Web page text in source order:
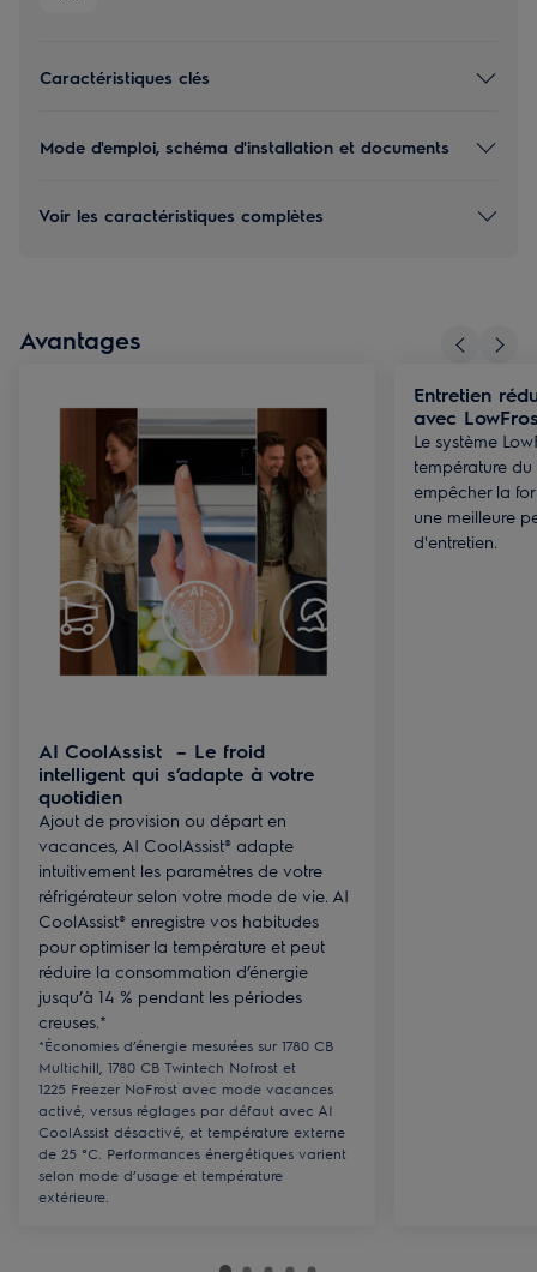
Caractéristiques clés
Mode d'emploi, schéma d'installation et documents
Voir les caractéristiques complètes
Avantages
AI CoolAssist – Le froid
intelligent qui s’adapte à votre
quotidien
Ajout de provision ou départ en
vacances, AI CoolAssist® adapte
intuitivement les paramètres de votre
réfrigérateur selon votre mode de vie. AI
CoolAssist® enregistre vos habitudes
pour optimiser la température et peut
réduire la consommation d’énergie
jusqu’à 14 % pendant les périodes
creuses.*
*Économies d’énergie mesurées sur 1780 CB
Multichill, 1780 CB Twintech Nofrost et
1225 Freezer NoFrost avec mode vacances
activé, versus réglages par défaut avec AI
CoolAssist désactivé, et température externe
de 25 °C. Performances énergétiques varient
selon mode d’usage et température
extérieure.
Entretien
avec
Le système
température
empêcher la
une meilleure
d'entretien.